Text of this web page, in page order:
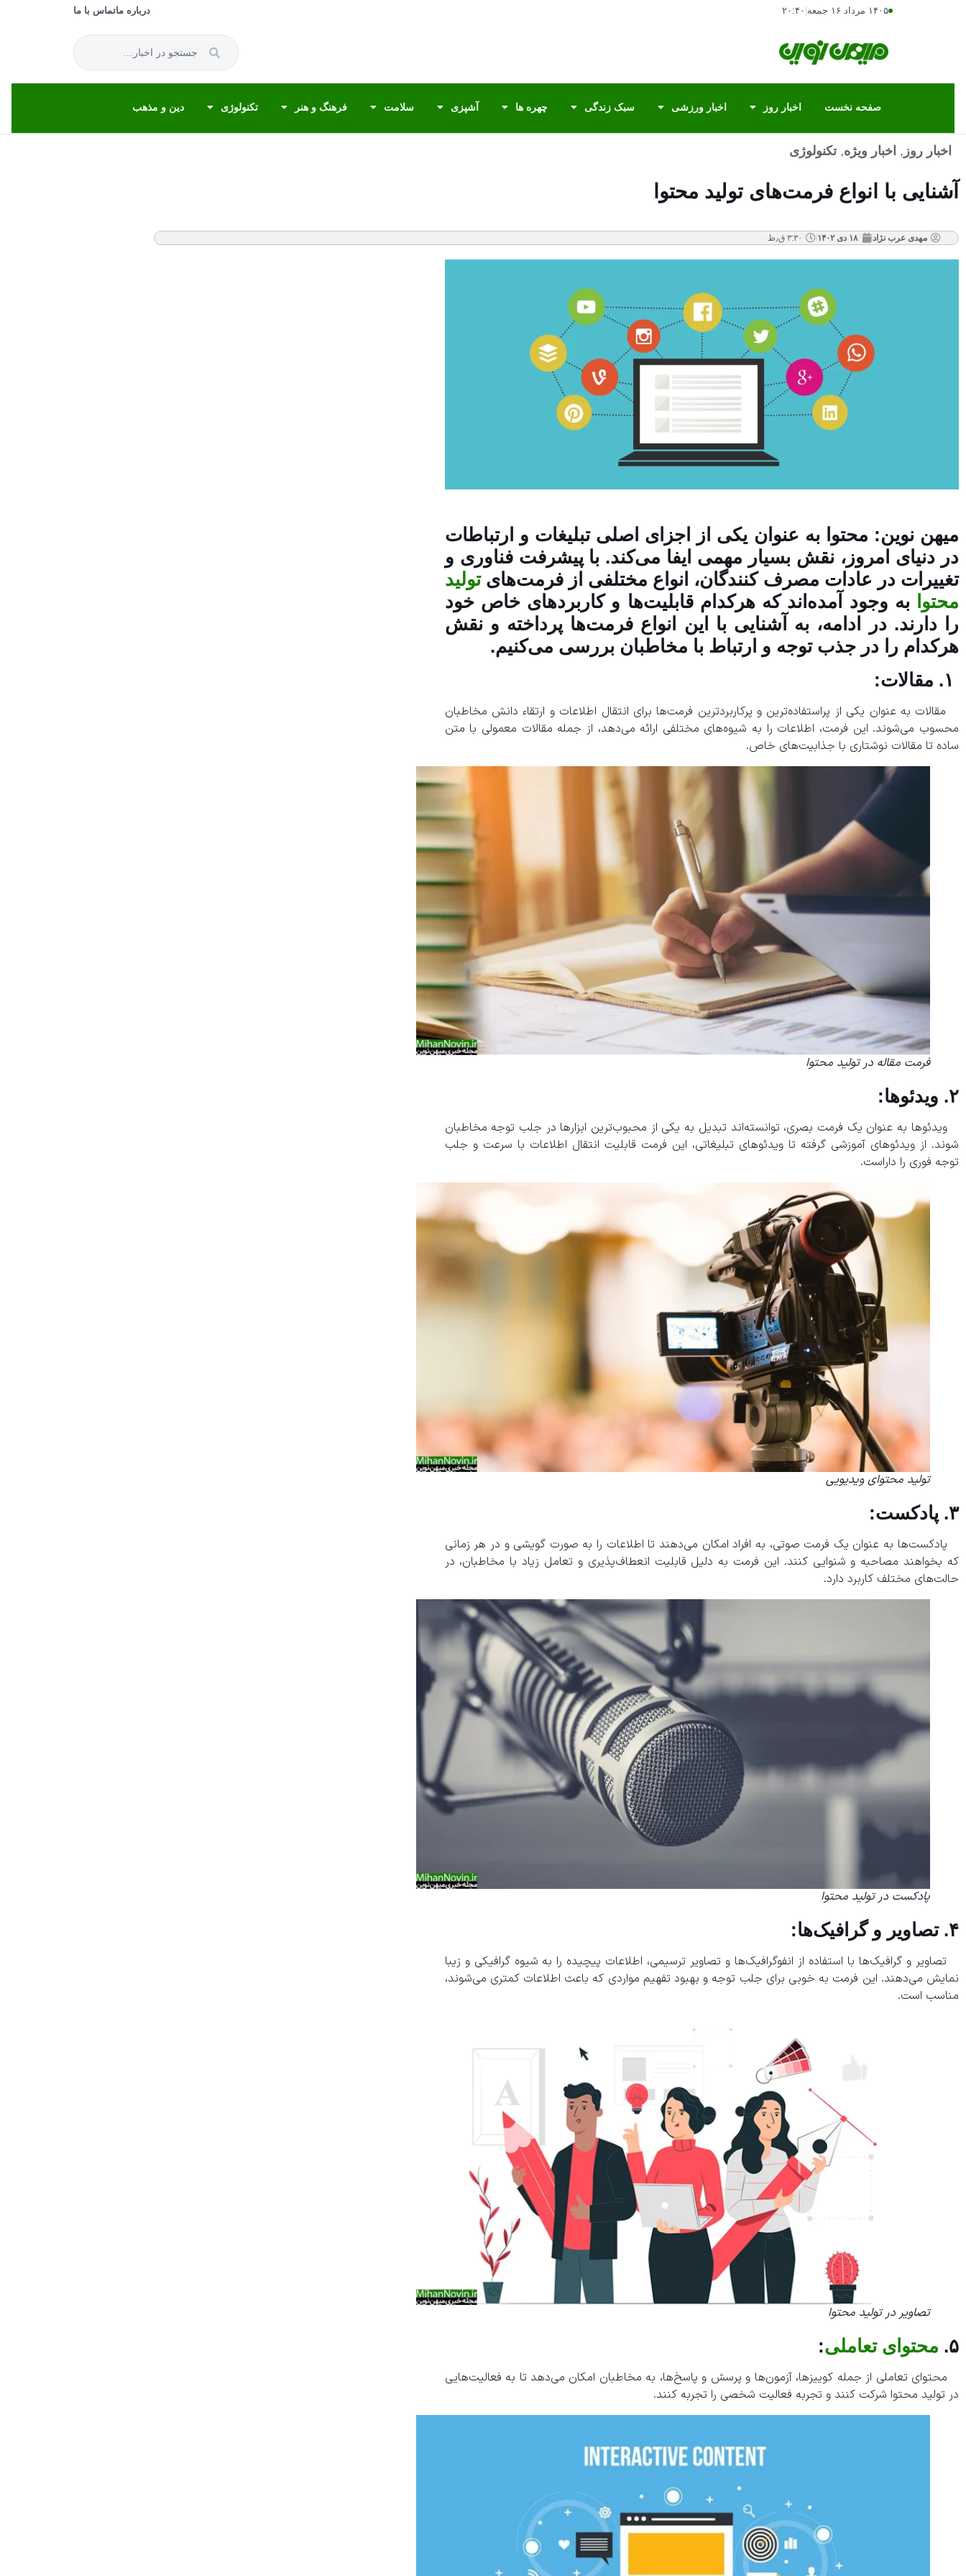
۱۴۰۵ مرداد ۱۶ جمعه ۲۰:۴۰ درباره ماتماس با ما
صفحه نخست اخبار روز اخبار ورزشی سبک زندگی چهره ها آشپزی سلامت فرهنگ و هنر تکنولوژی دین و مذهب
اخبار روز , اخبار ویژه, تکنولوژی
آشنایی با انواع فرمت‌های تولید محتوا
مهدی عرب نژاد ۱۸ دی ۱۴۰۲ ۳:۳۰ ق٫ظ
میهن نوین: محتوا به عنوان یکی از اجزای اصلی تبلیغات و ارتباطات
در دنیای امروز، نقش بسیار مهمی ایفا می‌کند. با پیشرفت فناوری و
تغییرات در عادات مصرف کنندگان، انواع مختلفی از فرمت‌هایتولید
محتوا
به وجود آمده‌اند که هرکدام قابلیت‌ها و کاربردهای خاص خود
را دارند. در ادامه، به آشنایی با این انواع فرمت‌ها پرداخته و نقش
هرکدام را در جذب توجه و ارتباط با مخاطبان بررسی می‌کنیم.
مقالات به عنوان یکی از پراستفاده‌ترین و پرکاربردترین فرمت‌ها برای انتقال اطلاعات و ارتقاء دانش مخاطبان
محسوب می‌شوند. این فرمت، اطلاعات را به شیوه‌های مختلفی ارائه می‌دهد، از جمله مقالات معمولی با متن
ساده تا مقالات نوشتاری با جذابیت‌های خاص.
فرمت مقاله در تولید محتوا
۲. ویدئوها:
ویدئوها به عنوان یک فرمت بصری، توانسته‌اند تبدیل به یکی از محبوب‌ترین ابزارها در جلب توجه مخاطبان
شوند. از ویدئوهای آموزشی گرفته تا ویدئوهای تبلیغاتی، این فرمت قابلیت انتقال اطلاعات با سرعت و جلب
توجه فوری را داراست.
تولید محتوای ویدیویی
۳. پادکست:
پادکست‌ها به عنوان یک فرمت صوتی، به افراد امکان می‌دهند تا اطلاعات را به صورت گویشی و در هر زمانی
که بخواهند مصاحبه و شنوایی کنند. این فرمت به دلیل قابلیت انعطاف‌پذیری و تعامل زیاد با مخاطبان، در
حالت‌های مختلف کاربرد دارد.
پادکست در تولید محتوا
۴. تصاویر و گرافیک‌ها:
تصاویر و گرافیک‌ها با استفاده از انفوگرافیک‌ها و تصاویر ترسیمی، اطلاعات پیچیده را به شیوه گرافیکی و زیبا
نمایش می‌دهند. این فرمت به خوبی برای جلب توجه و بهبود تفهیم مواردی که باعث اطلاعات کمتری می‌شوند،
مناسب است.
تصاویر در تولید محتوا
۵. محتوای تعاملی:
محتوای تعاملی از جمله کوییزها، آزمون‌ها و پرسش و پاسخ‌ها، به مخاطبان امکان می‌دهد تا به فعالیت‌هایی
در تولید محتوا شرکت کنند و تجربه فعالیت شخصی را تجربه کنند.